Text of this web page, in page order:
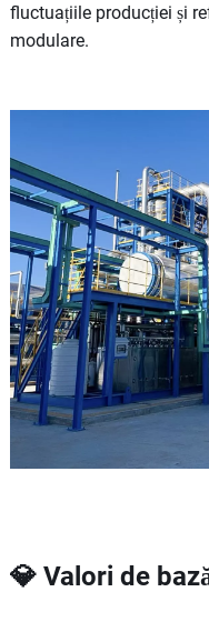
fluctuațiile producției și
modulare.
💎 Valori de